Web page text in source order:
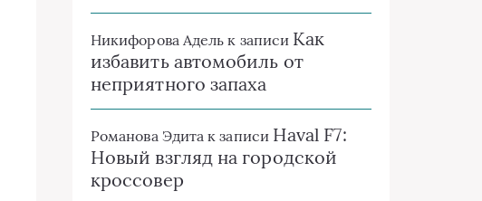
Никифорова Адель к записи Как
избавить автомобиль от
неприятного запаха
Романова Эдита к записи Haval F7:
Новый взгляд на городской
кроссовер